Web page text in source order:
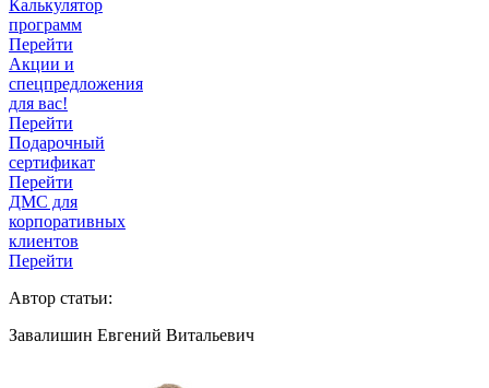
Калькулятор
программ
Перейти
Акции и
спецпредложения
для вас!
Перейти
Подарочный
сертификат
Перейти
ДМС для
корпоративных
клиентов
Перейти
Автор статьи:
Завалишин Евгений Витальевич